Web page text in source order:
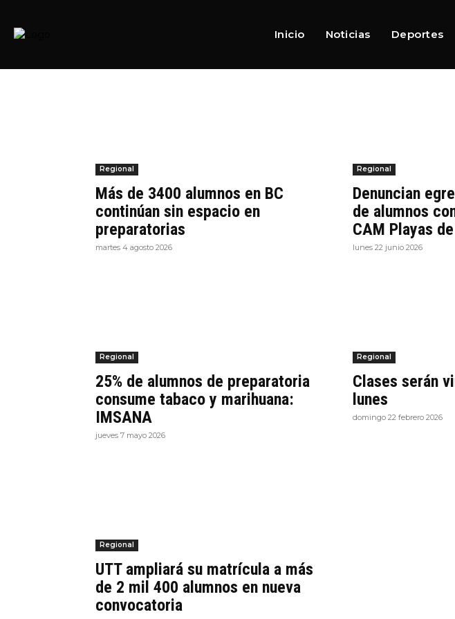
Inicio Noticias Deportes
Regional
Más de 3400 alumnos en BC
continúan sin espacio en
preparatorias
martes 4 agosto 2026
Regional
Denuncian
de alumnos
CAM Playas
lunes 22 junio 2026
Regional
25% de alumnos de preparatoria
consume tabaco y marihuana:
IMSANA
jueves 7 mayo 2026
Regional
Clases serán
lunes
domingo 22 febrero 2026
Regional
UTT ampliará su matrícula a más
de 2 mil 400 alumnos en nueva
convocatoria